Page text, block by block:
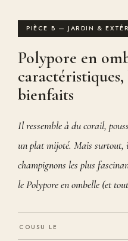
PIÈCE B — JARDIN &
Polypore en
bienfaits
Il ressemble à du corail,
un plat mijoté. Mais surtout,
champignons les plus
le Polypore en ombelle (et
COUSU LE